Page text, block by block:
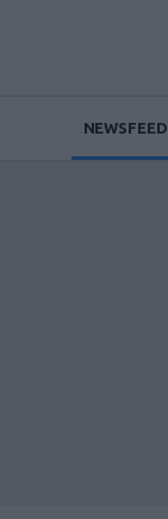
NEWSFEED